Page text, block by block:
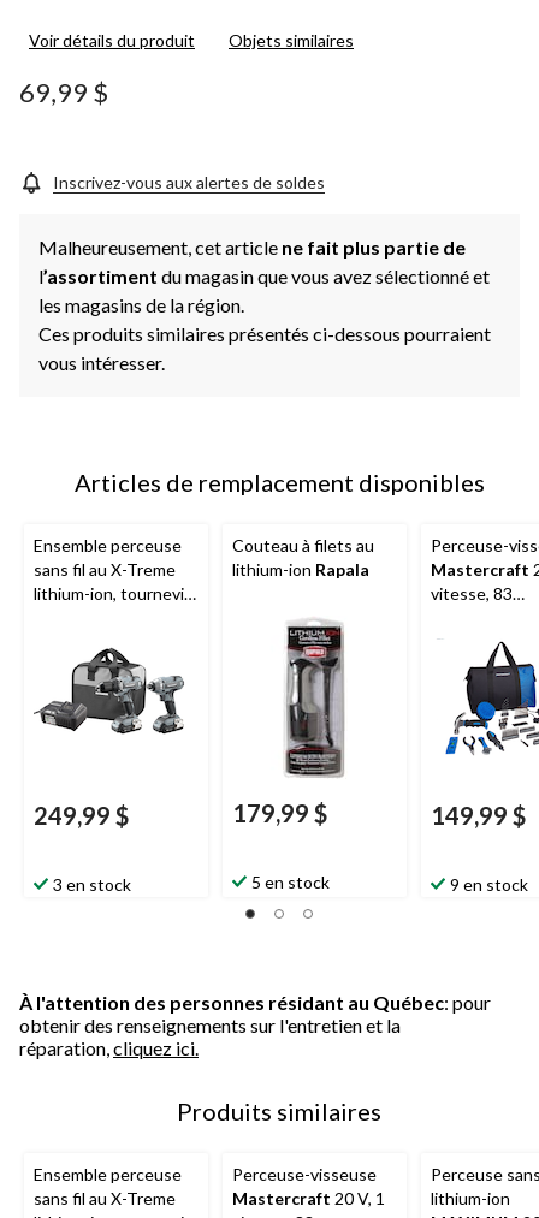
Voir détails du produit Objets similaires
69,99 $
Inscrivez-vous aux alertes de soldes
Malheureusement, cet article ne fait plus partie de
l’assortiment du magasin que vous avez sélectionné et
les magasins de la région.
Ces produits similaires présentés ci-dessous pourraient
vous intéresser.
Articles de remplacement disponibles
Ensemble perceuse
sans fil au X-Treme
lithium-ion, tournevis
X-TremeMAXIMUM
249,99 $
3 en stock
Couteau à filets au
lithium-ion Rapala
179,99 $
5 en stock
Perceuse-
Mastercraft
vitesse, 83
et chargeur
POD 2,0 Ah,
compatible
POD
149,99 $
9 en stock
À l'attention des personnes résidant au Québec: pour
obtenir des renseignements sur l'entretien et la
réparation, cliquez ici.
Produits similaires
Ensemble perceuse
sans fil au X-Treme
Perceuse-visseuse
Mastercraft 20 V, 1
Perceuse
lithium-ion